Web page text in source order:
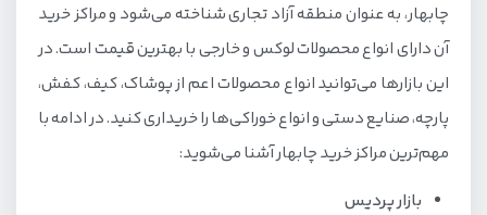
چابهار، به عنوان منطقه آزاد تجاری شناخته می‌شود و مراکز خرید
آن دارای انواع محصولات لوکس و خارجی با بهترین قیمت است. در
این بازارها می‌توانید انواع محصولات اعم از پوشاک، کیف، کفش،
پارچه، صنایع دستی و انواع خوراکی‌ها را خریداری کنید. در ادامه با
مهم‌ترین مراکز خرید چابهار آشنا می‌شوید:
بازار پردیس